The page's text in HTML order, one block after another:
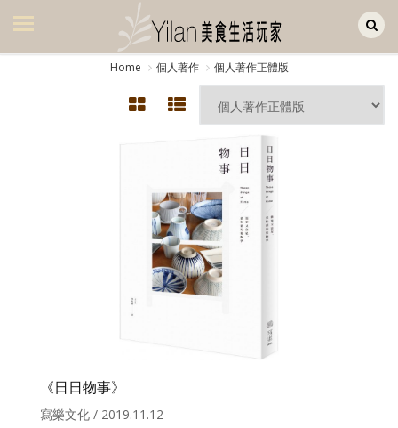
美食集
享樂隨手拍
照相簿
Home 個人著作 個人著作正體版
《日日物事》
寫樂文化 / 2019.11.12